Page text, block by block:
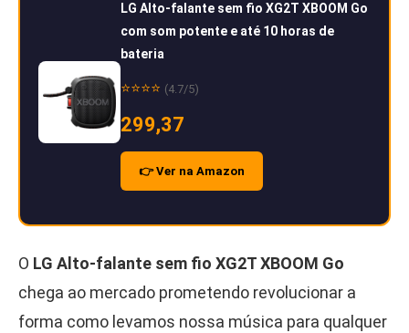
LG Alto-falante sem fio XG2T XBOOM Go
com som potente e até 10 horas de
bateria
⭐⭐⭐⭐ (4.7/5)
299,37
👉 Ver na Amazon
O LG Alto-falante sem fio XG2T XBOOM Go
chega ao mercado prometendo revolucionar a
forma como levamos nossa música para qualquer